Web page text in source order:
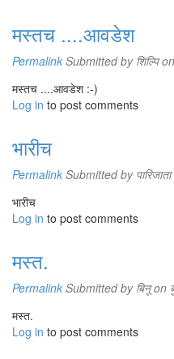
मस्तच ....आवडेश
Permalink Submitted by शिल्पि
मस्तच ....आवडेश :-)
Log in to post comments
भारीच
Permalink Submitted by पारिजाता
भारीच
Log in to post comments
मस्त.
Permalink Submitted by बिनूon
मस्त.
Log in to post comments